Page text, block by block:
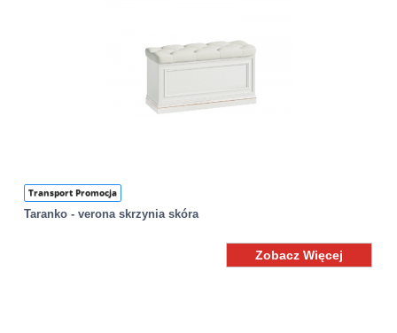
Transport Promocja
Taranko - verona skrzynia skóra
Zobacz Więcej